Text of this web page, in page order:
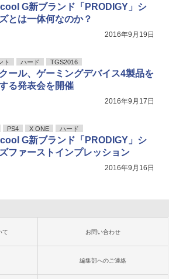
G新ブランド「PRODIGY」シ
とは一体何なのか？
2016年9月19日
ト ハード TGS2016
ール、ゲーミングデバイス4製品を
る発表会を開催
2016年9月17日
PS4 X ONE ハード
G新ブランド「PRODIGY」シ
ファーストインプレッション
2016年9月16日
て お問い合わせ
編集部へのご連絡